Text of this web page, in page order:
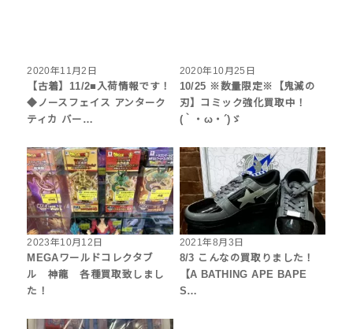
2020年11月2日
【古着】11/2■入荷情報です！
◆ノースフェイス アンターク
ティカ バー…
2020年10月25日
10/25 ※数量限定※【鬼滅の
刃】コミック強化買取中！
(｀・ω・´)ゞ
2023年10月12日
MEGAワールドコレクタブ
ル 神龍 各種買取致しまし
た！
2021年8月3日
8/3 こんなの買取りました！
【A BATHING APE BAPE
S…